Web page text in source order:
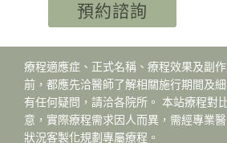
預約諮詢
療程適應症、正式名稱、療程效果及副
前，都應先洽醫師了解相關施行期間及
有任何疑問，請洽各院所。 本站療程對
意，實際療程需求因人而異，需經專業
狀況客製化規劃專屬療程。